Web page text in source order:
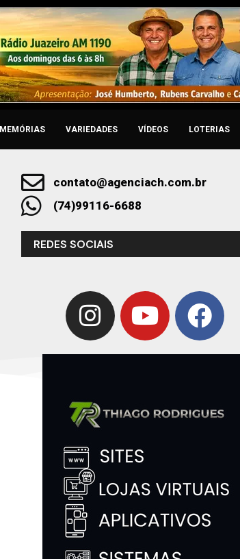
MEMÓRIAS VARIEDADES VÍDEOS LOTERIAS
contato@agenciach.com.br
(74)99116-6688
REDES SOCIAIS